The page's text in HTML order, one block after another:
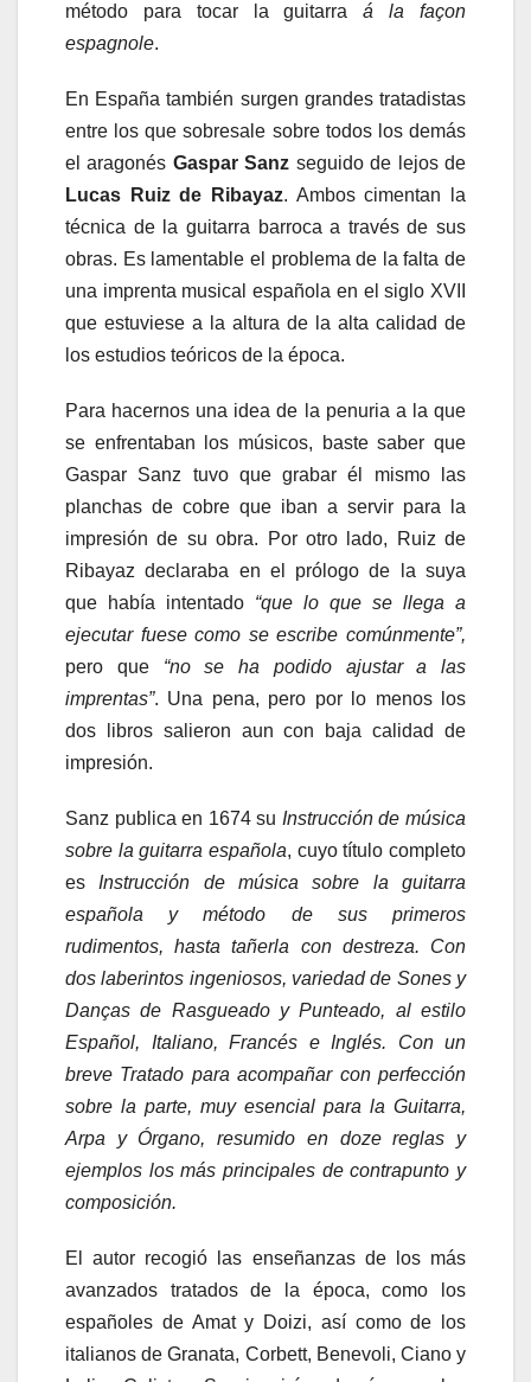
método para tocar la guitarraá la façon
espagnole.
En España también surgen grandes tratadistas
entre los que sobresale sobre todos los demás
el aragonés Gaspar Sanz seguido de lejos de
Lucas Ruiz de Ribayaz. Ambos cimentan la
técnica de la guitarra barroca a través de sus
obras. Es lamentable el problema de la falta de
una imprenta musical española en el siglo XVII
que estuviese a la altura de la alta calidad de
los estudios teóricos de la época.
Para hacernos una idea de la penuria a la que
se enfrentaban los músicos, baste saber que
Gaspar Sanz tuvo que grabar él mismo las
planchas de cobre que iban a servir para la
impresión de su obra. Por otro lado, Ruiz de
Ribayaz declaraba en el prólogo de la suya
que había intentado “que lo que se llega a
ejecutar fuese como se escribe comúnmente”,
pero que “no se ha podido ajustar a las
imprentas”. Una pena, pero por lo menos los
dos libros salieron aun con baja calidad de
impresión.
Sanz publica en 1674 su Instrucción de música
sobre la guitarra española, cuyo título completo
es Instrucción de música sobre la guitarra
española y método de sus primeros
rudimentos, hasta tañerla con destreza. Con
dos laberintos ingeniosos, variedad de Sones y
Danças de Rasgueado y Punteado, al estilo
Español, Italiano, Francés e Inglés. Con un
breve Tratado para acompañar con perfección
sobre la parte, muy esencial para la Guitarra,
Arpa y Órgano, resumido en doze reglas y
ejemplos los más principales de contrapunto y
composición.
El autor recogió las enseñanzas de los más
avanzados tratados de la época, como los
españoles de Amat y Doizi, así como de los
italianos de Granata, Corbett, Benevoli, Ciano y